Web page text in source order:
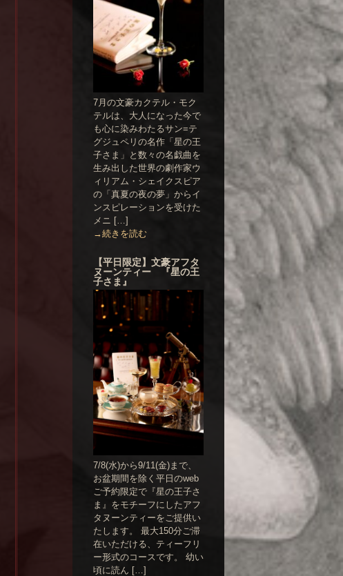
7月の文豪カクテル・モク
テルは、大人になった今で
も心に染みわたるサン=テ
グジュペリの名作「星の王
子さま」と数々の名戯曲を
生み出した世界の劇作家ウ
ィリアム・シェイクスピア
の「真夏の夜の夢」からイ
ンスピレーションを受けた
メニ […]
→続きを読む
【平日限定】文豪アフタ
ヌーンティー 『星の王
子さま』
7/8(水)から9/11(金)まで、
お盆期間を除く平日のweb
ご予約限定で『星の王子さ
ま』をモチーフにしたアフ
タヌーンティーをご提供い
たします。 最大150分ご滞
在いただける、ティーフリ
ー形式のコースです。 幼い
頃に読ん […]